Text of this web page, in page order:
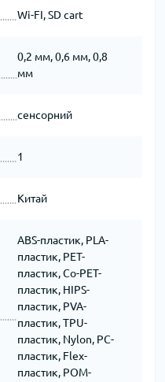
Wi-FI, SD cart
0,2 мм, 0,6 мм, 0,8
мм
сенсорний
1
Китай
ABS-пластик, PLA-
пластик, PET-
пластик, Co-PET-
пластик, HIPS-
пластик, PVA-
пластик, TPU-
пластик, Nylon, PC-
пластик, Flex-
пластик, POM-